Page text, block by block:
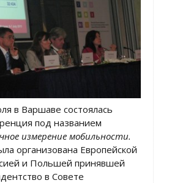
в Варшаве состоялась
под названием
измерение мобильности.
организована Европейской
и Польшей принявшей
в Совете